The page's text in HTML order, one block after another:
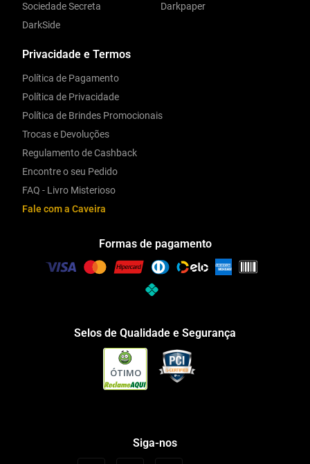
Privacidade e Termos
Política de Pagamento
Política de Privacidade
Política de Brindes Promocionais
Trocas e Devoluções
Regulamento de Cashback
Encontre o seu Pedido
FAQ - Livro Misterioso
Fale com a Caveira
Sociedade Secreta
DarkSide
Darkpaper
Formas de pagamento
Selos de Qualidade e Segurança
ÓTIMO
Siga-nos